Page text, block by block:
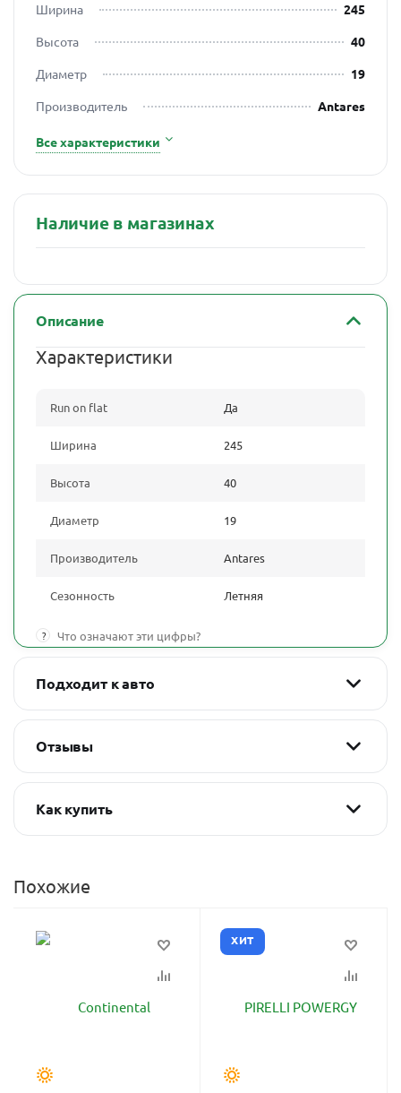
Ширина
245
Высота
40
Диаметр
19
Производитель
Antares
Все характеристики
Наличие в магазинах
Описание
Характеристики
Run on flat Да
Ширина 245
Высота 40
Диаметр 19
Производитель Antares
Сезонность Летняя
? Что означают эти цифры?
Подходит к авто
Отзывы
Как купить
Похожие
ХИТ